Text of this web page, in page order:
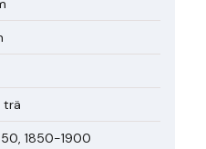
trä
1850-1900